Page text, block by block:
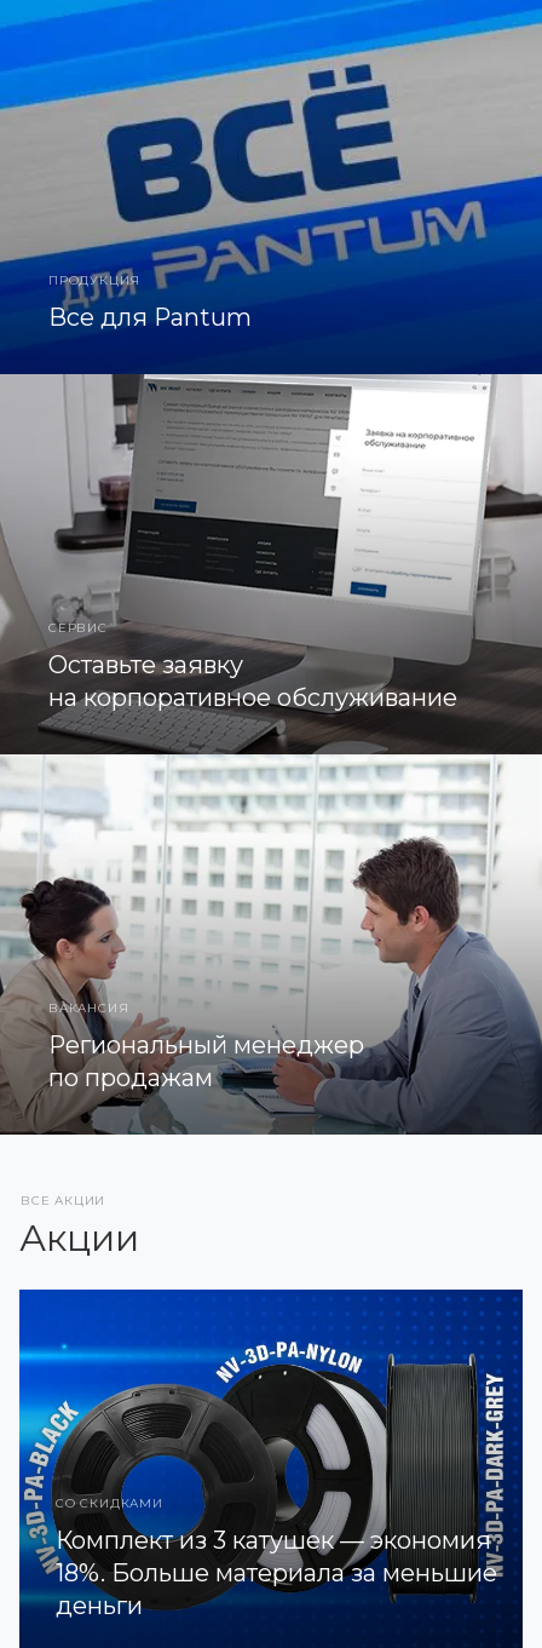
ПРОДУКЦИЯ
Все для Pantum
СЕРВИС
Оставьте заявку
на корпоративное обслуживание
ВАКАНСИЯ
Региональный менеджер
по продажам
ВСЕ АКЦИИ
Акции
СО СКИДКАМИ
Комплект из 3 катушек — экономия
18%. Больше материала за меньшие
деньги